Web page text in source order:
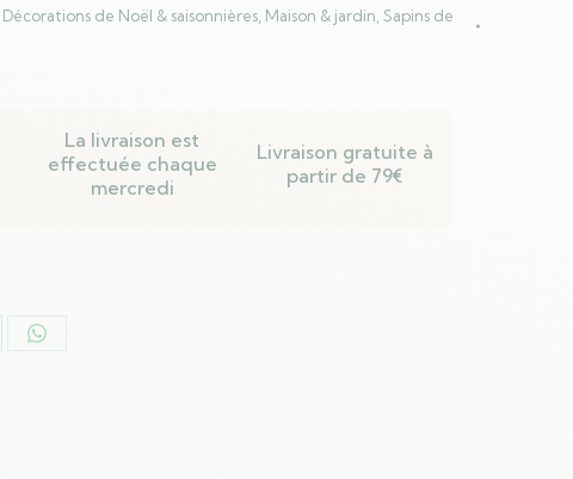
Décorations de Noël & saisonnières Maison & jardin Sapins de
La livraison est
effectuée chaque
mercredi
Livraison gratuite à
partir de 79€
Partager